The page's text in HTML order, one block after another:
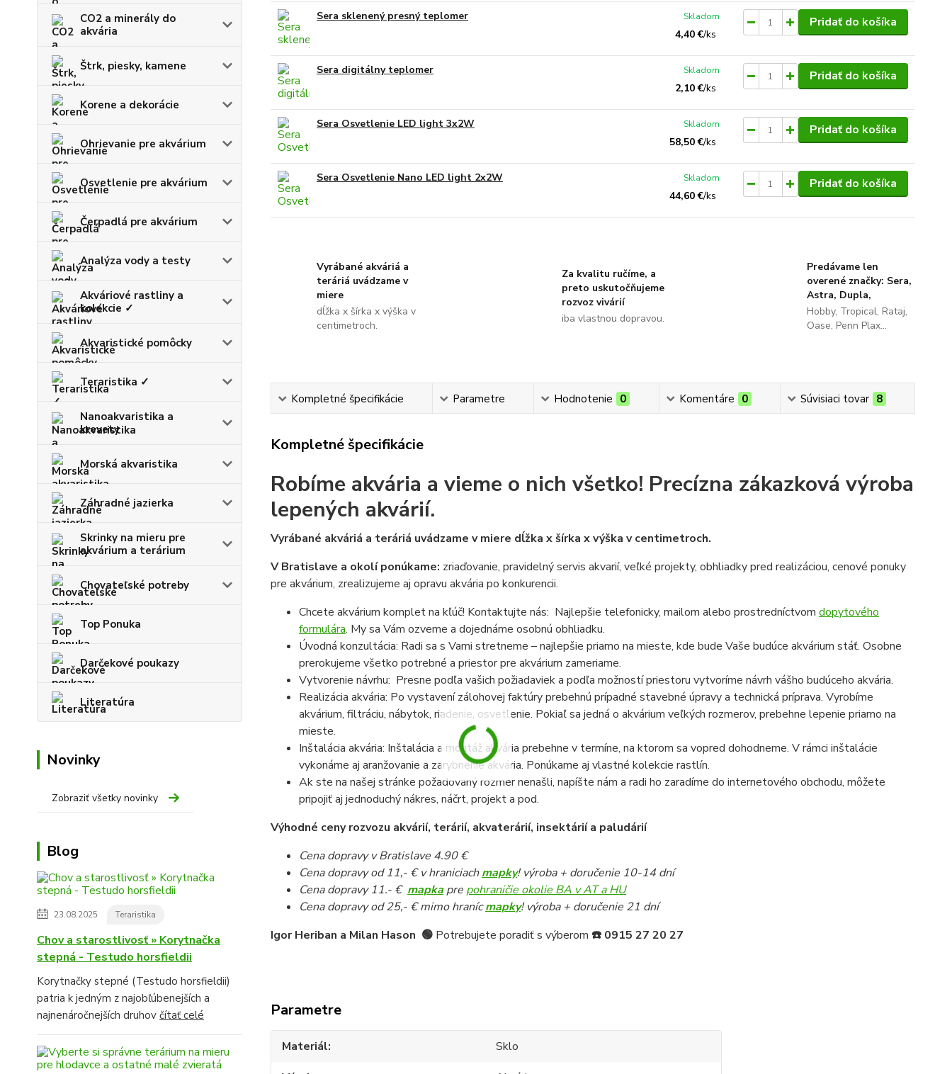
CO2 a minerály do
akvária
Štrk, piesky, kamene
Korene a dekorácie
Ohrievanie pre akvárium
Osvetlenie pre akvárium
Čerpadlá pre akvárium
Analýza vody a testy
Akváriové rastliny a
kolekcie ✓
Akvaristické pomôcky
Teraristika ✓
Nanoakvaristika a
krevety
Morská akvaristika
Záhradné jazierka
Skrinky na mieru pre
akvárium a terárium
Chovateľské potreby
Top Ponuka
Darčekové poukazy
Literatúra
Novinky
Zobraziť všetky novinky
Blog
23.08.2025 Teraristika
Chov a starostlivosť » Korytnačka
stepná - Testudo horsfieldii
Korytnačky stepné (Testudo horsfieldii)
patria k jedným z najobľúbenejších a
najnenáročnejších druhov čítať celé
Sera sklenený presný teplomer
4,40 €/ks
Skladom Pridať do košíka
Sera digitálny teplomer
2,10 €/ks
Skladom Pridať do košíka
Sera Osvetlenie LED light 3x2W
58,50 €/ks
Skladom Pridať do košíka
Sera Osvetlenie Nano LED light 2x2W
44,60 €/ks
Skladom Pridať do košíka
Vyrábané akváriá a
teráriá uvádzame v
miere
dĺžka x šírka x výška v
centimetroch.
Za kvalitu ručíme, a
preto uskutočňujeme
rozvoz vivárií
iba vlastnou dopravou.
Predávame len
overené značky: Sera,
Astra, Dupla,
Hobby, Tropical, Rataj,
Oase, Penn Plax...
Kompletné špecifikácie Parametre Hodnotenie 0 Komentáre 0 Súvisiaci tovar 8
Kompletné špecifikácie
Robíme akvária a vieme o nich všetko! Precízna zákazková výroba
lepených akvárií.
Vyrábané akváriá a teráriá uvádzame v miere dĺžka x šírka x výška v centimetroch.
V Bratislave a okolí ponúkame: zriaďovanie, pravidelný servis akvarií, veľké projekty, obhliadky pred realizáciou, cenové ponuky
pre akvárium, zrealizujeme aj opravu akvária po konkurencii.
Chcete akvárium komplet na kľúč! Kontaktujte nás: Najlepšie telefonicky, mailom alebo prostredníctvom dopytového
formulára. My sa Vám ozveme a dojednáme osobnú obhliadku.
Úvodná konzultácia: Radi sa s Vami stretneme – najlepšie priamo na mieste, kde bude Vaše budúce akvárium stáť. Osobne
prerokujeme všetko potrebné a priestor pre akvárium zameriame.
Vytvorenie návrhu: Presne podľa vašich požiadaviek a podľa možností priestoru vytvoríme návrh vášho budúceho akvária.
Realizácia akvária: Po vystavení zálohovej faktúry prebehnú prípadné stavebné úpravy a technická príprava. Vyrobíme
akvárium, filtráciu, nábytok, riadenie, osvetlenie. Pokiaľ sa jedná o akvárium veľkých rozmerov, prebehne lepenie priamo na
mieste.
Inštalácia akvária: Inštalácia a montáž akvária prebehne v termíne, na ktorom sa vopred dohodneme. V rámci inštalácie
vykonáme aj aranžovanie a zarybnenie akvária. Ponúkame aj vlastné kolekcie rastlín.
Ak ste na našej stránke požadovaný rozmer nenašli, napíšte nám a radi ho zaradíme do internetového obchodu, môžete
pripojiť aj jednoduchý nákres, náčrt, projekt a pod.
Výhodné ceny rozvozu akvárií, terárií, akvaterárií, insektárií a paludárií
Cena dopravy v Bratislave 4.90 €
Cena dopravy od 11,- € v hraniciachmapky! výroba + doručenie 10-14 dní
Cena dopravy 11.- € mapkapre pohraničie okolie BA v AT a HU
Cena dopravy od 25,- € mimo hranícmapky! výroba + doručenie 21 dní
Igor Heriban a Milan Hason 🟢 Potrebujete poradiť s výberom ☎️ 0915 27 20 27
Parametre
Materiál
Sklo